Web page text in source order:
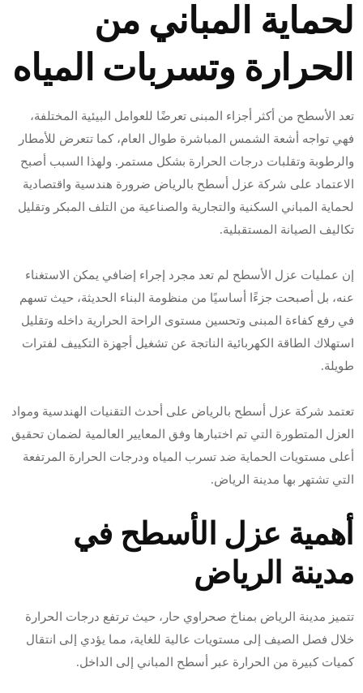
لحماية المباني من
الحرارة وتسربات المياه
تعد الأسطح من أكثر أجزاء المبنى تعرضًا للعوامل البيئية المختلفة،
فهي تواجه أشعة الشمس المباشرة طوال العام، كما تتعرض للأمطار
والرطوبة وتقلبات درجات الحرارة بشكل مستمر. ولهذا السبب أصبح
الاعتماد على شركة عزل أسطح بالرياض ضرورة هندسية واقتصادية
لحماية المباني السكنية والتجارية والصناعية من التلف المبكر وتقليل
تكاليف الصيانة المستقبلية.
إن عمليات عزل الأسطح لم تعد مجرد إجراء إضافي يمكن الاستغناء
عنه، بل أصبحت جزءًا أساسيًا من منظومة البناء الحديثة، حيث تسهم
في رفع كفاءة المبنى وتحسين مستوى الراحة الحرارية داخله وتقليل
استهلاك الطاقة الكهربائية الناتجة عن تشغيل أجهزة التكييف لفترات
طويلة.
تعتمد شركة عزل أسطح بالرياض على أحدث التقنيات الهندسية ومواد
العزل المتطورة التي تم اختبارها وفق المعايير العالمية لضمان تحقيق
أعلى مستويات الحماية ضد تسرب المياه ودرجات الحرارة المرتفعة
التي تشتهر بها مدينة الرياض.
أهمية عزل الأسطح في
مدينة الرياض
تتميز مدينة الرياض بمناخ صحراوي حار، حيث ترتفع درجات الحرارة
خلال فصل الصيف إلى مستويات عالية للغاية، مما يؤدي إلى انتقال
كميات كبيرة من الحرارة عبر أسطح المباني إلى الداخل.